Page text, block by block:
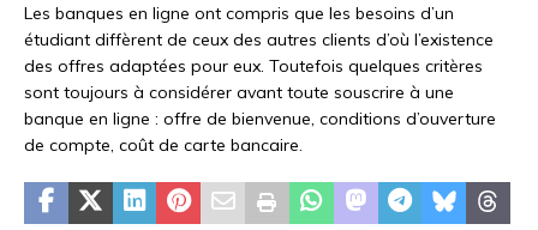
Les banques en ligne ont compris que les besoins d’un
étudiant diffèrent de ceux des autres clients d’où l’existence
des offres adaptées pour eux. Toutefois quelques critères
sont toujours à considérer avant toute souscrire à une
banque en ligne : offre de bienvenue, conditions d’ouverture
de compte, coût de carte bancaire.